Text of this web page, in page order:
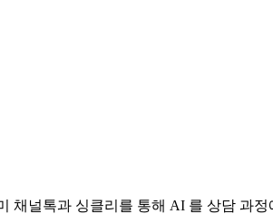
채널톡과 싱클리를 통해 AI 를 상담 과정